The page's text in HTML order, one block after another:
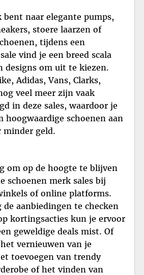
bent naar elegante pumps,
stoere laarzen of
tijdens een
vind je een breed scala
designs om uit te kiezen.
Adidas, Vans, Clarks,
veel meer zijn vaak
in deze sales, waardoor je
hoogwaardige schoenen aan
minder geld.
om op de hoogte te blijven
schoenen merk sales bij
of online platforms.
aanbiedingen te checken
kortingsacties kun je ervoor
geweldige deals mist. Of
vernieuwen van je
toevoegen van trendy
of het vinden van